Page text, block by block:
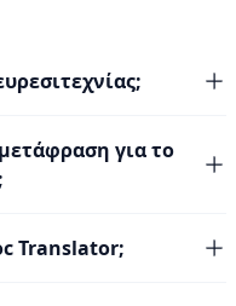
για το
Translator;